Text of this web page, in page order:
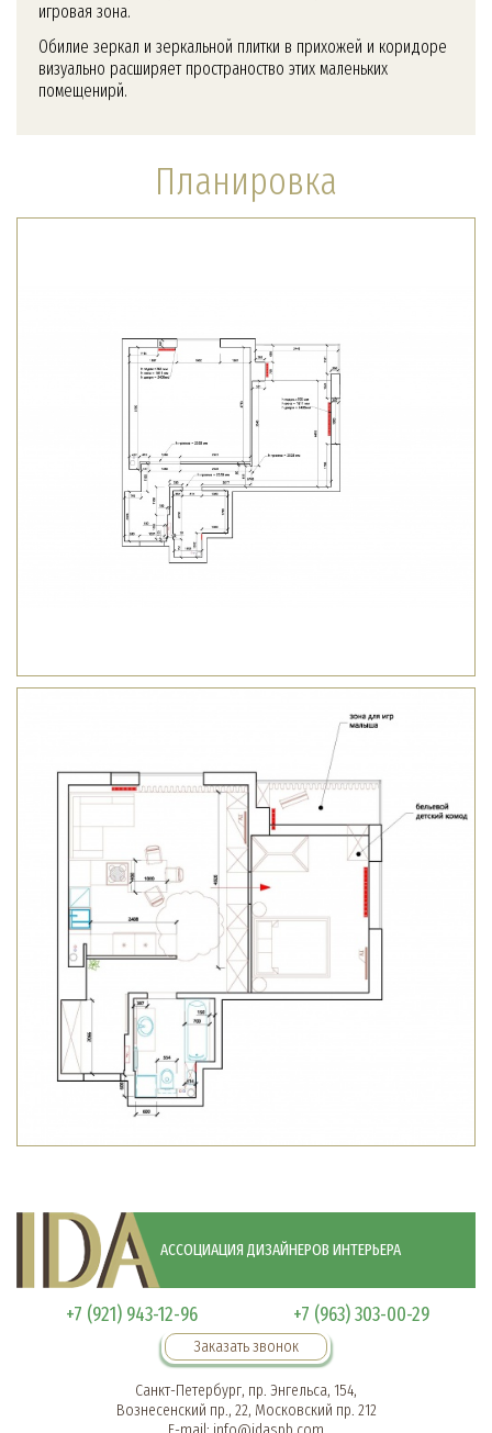
игровая зона.
Обилие зеркал и зеркальной плитки в прихожей и коридоре
визуально расширяет пространоство этих маленьких
помещенирй.
Планировка
АССОЦИАЦИЯ ДИЗАЙНЕРОВ ИНТЕРЬЕРА
+7 (921) 943-12-96 +7 (963) 303-00-29
Заказать звонок
Санкт-Петербург, пр. Энгельса, 154,
Вознесенский пр., 22, Московский пр. 212